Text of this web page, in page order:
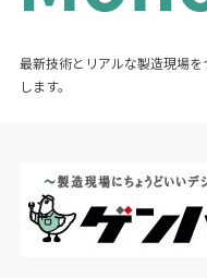
最新技術とリアルな製造現場
します。